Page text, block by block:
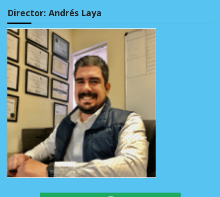
Director: Andrés Laya